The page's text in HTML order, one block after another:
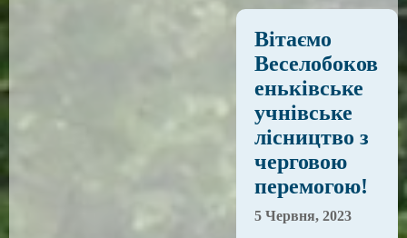
Вітаємо
Веселобоков
еньківське
учнівське
лісництво з
черговою
перемогою!
5 Червня, 2023